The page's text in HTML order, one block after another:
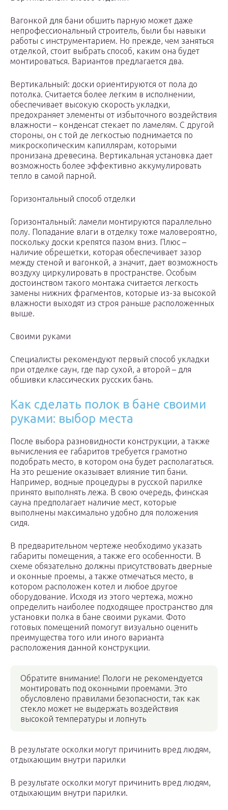
Вагонкой для бани обшить парную может даже
непрофессиональный строитель, были бы навыки
работы с инструментарием. Но прежде, чем заняться
отделкой, стоит выбрать способ, каким она будет
монтироваться. Вариантов предлагается два.
Вертикальный: доски ориентируются от пола до
потолка. Считается более легким в исполнении,
обеспечивает высокую скорость укладки,
предохраняет элементы от избыточного воздействия
влажности – конденсат стекает по ламелям. С другой
стороны, он с той де легкостью поднимается по
микроскопическим капиллярам, которыми
пронизана древесина. Вертикальная установка дает
возможность более эффективно аккумулировать
тепло в самой парной.
Горизонтальный способ отделки
Горизонтальный: ламели монтируются параллельно
полу. Попадание влаги в отделку тоже маловероятно,
поскольку доски крепятся пазом вниз. Плюс –
наличие обрешетки, которая обеспечивает зазор
между стеной и вагонкой, а значит, дает возможность
воздуху циркулировать в пространстве. Особым
достоинством такого монтажа считается легкость
замены нижних фрагментов, которые из-за высокой
влажности выходят из строя раньше расположенных
выше.
Своими руками
Специалисты рекомендуют первый способ укладки
при отделке саун, где пар сухой, а второй – для
обшивки классических русских бань.
Как сделать полок в бане своими
руками: выбор места
После выбора разновидности конструкции, а также
вычисления ее габаритов требуется грамотно
подобрать место, в котором она будет располагаться.
На это решение оказывает влияние тип бани.
Например, водные процедуры в русской парилке
принято выполнять лежа. В свою очередь, финская
сауна предполагает наличие мест, которые
выполнены максимально удобно для положения
сидя.
В предварительном чертеже необходимо указать
габариты помещения, а также его особенности. В
схеме обязательно должны присутствовать дверные
и оконные проемы, а также отмечаться место, в
котором расположен котел и любое другое
оборудование. Исходя из этого чертежа, можно
определить наиболее подходящее пространство для
установки полка в бане своими руками. Фото
готовых помещений помогут визуально оценить
преимущества того или иного варианта
расположения данной конструкции.
Обратите внимание! Пологи не рекомендуется
монтировать под оконными проемами. Это
обусловлено правилами безопасности, так как
стекло может не выдержать воздействия
высокой температуры и лопнуть
В результате осколки могут причинить вред людям,
отдыхающим внутри парилки
В результате осколки могут причинить вред людям,
отдыхающим внутри парилки.